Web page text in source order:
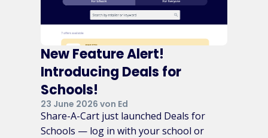
New Feature Alert!
Introducing Deals for
Schools!
23 June 2026 von Ed
Share-A-Cart just launched Deals for
Schools — log in with your school or